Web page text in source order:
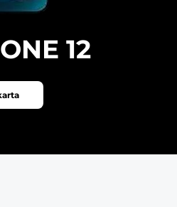
12